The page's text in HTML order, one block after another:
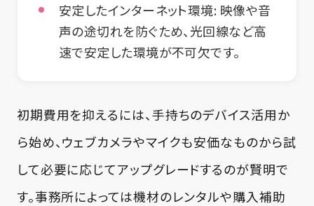
安定したインターネット環境: 映像や音
声の途切れを防ぐため、光回線など高
速で安定した環境が不可欠です。
初期費用を抑えるには、手持ちのデバイス活用か
ら始め、ウェブカメラやマイクも安価なものから試
して必要に応じてアップグレードするのが賢明で
す。事務所によっては機材のレンタルや購入補助